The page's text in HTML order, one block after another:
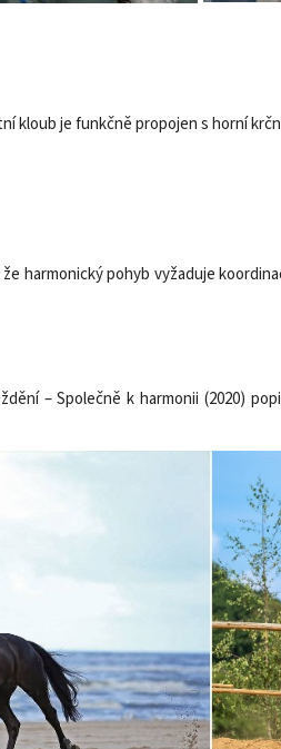
kloub je funkčně propojen s horní
harmonický pohyb vyžaduje
– Společně k harmonii (2020)